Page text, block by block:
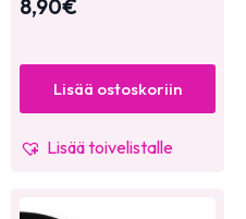
8,90€
Lisää ostoskoriin
Lisää toivelistalle